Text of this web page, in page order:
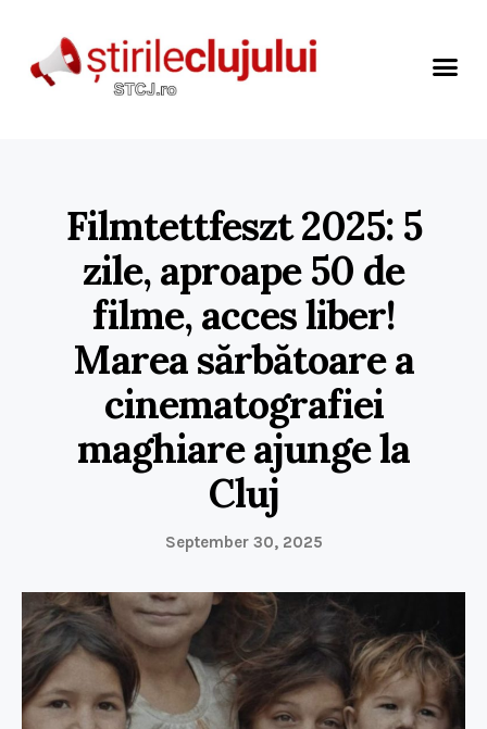
Filmtettfeszt 2025: 5
zile, aproape 50 de
filme, acces liber!
Marea sărbătoare a
cinematografiei
maghiare ajunge la
Cluj
September 30, 2025